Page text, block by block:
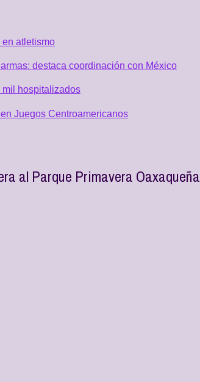
atletismo
destaca coordinación con México
mil hospitalizados
Juegos Centroamericanos
al Parque Primavera Oaxaqueña